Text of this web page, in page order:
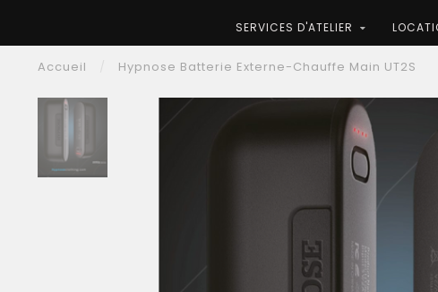
SERVICES D'ATELIER
Accueil Hypnose Batterie Externe-Chauffe Main UT2S